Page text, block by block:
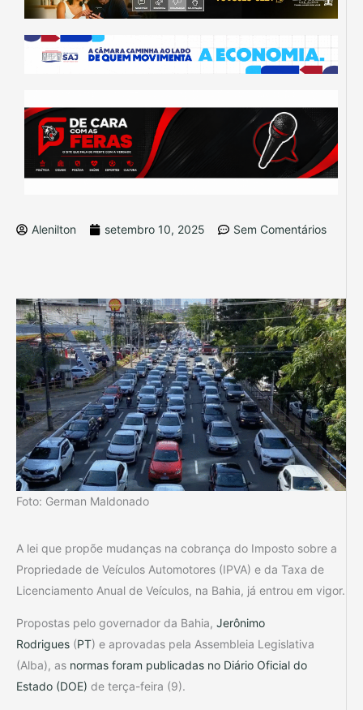
Alenilton setembro 10, 2025 Sem Comentários
Foto: German Maldonado
A lei que propõe mudanças na cobrança do Imposto sobre a
Propriedade de Veículos Automotores (IPVA) e da Taxa de
Licenciamento Anual de Veículos, na Bahia, já entrou em vigor.
Propostas pelo governador da Bahia, Jerônimo
Rodrigues (PT) e aprovadas pela Assembleia Legislativa
(Alba), as normas foram publicadas no Diário Oficial do
Estado (DOE) de terça-feira (9).